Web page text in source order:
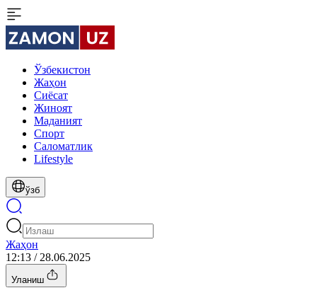
Ўзбекистон
Жаҳон
Сиёсат
Жиноят
Маданият
Спорт
Cаломатлик
Lifestyle
ўзб
Жаҳон
12:13 / 28.06.2025
Уланиш